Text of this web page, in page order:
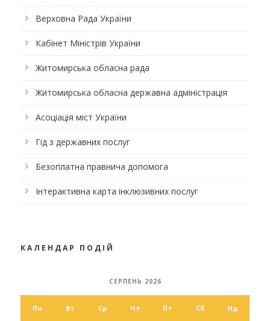
Верховна Рада України
Кабінет Міністрів України
Житомирська обласна рада
Житомирська обласна державна адміністрація
Асоціація міст України
Гід з державних послуг
Безоплатна правнича допомога
Інтерактивна карта інклюзивних послуг
КАЛЕНДАР ПОДІЙ
СЕРПЕНЬ 2026
Пн Вт Ср Чт Пт Сб Нд